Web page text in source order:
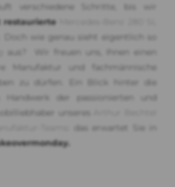
verschiedene Schritte, bis wir
restaurierte
Doch wie genau sieht eigentlich so
aus?
Wir freuen uns, Ihnen einen
Manufaktur und fachmännische
zu dürfen. Ein Blick hinter die
Handwerk der passionierten und
unseres
: das erwartet Sie in